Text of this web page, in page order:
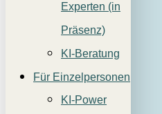
Experten (in
Präsenz)
KI-Beratung
Für Einzelpersonen
KI-Power